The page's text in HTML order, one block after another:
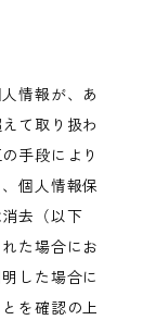
情報が、あ
て取り扱わ
手段により
個人情報保
去（以下
た場合にお
した場合に
を確認の上